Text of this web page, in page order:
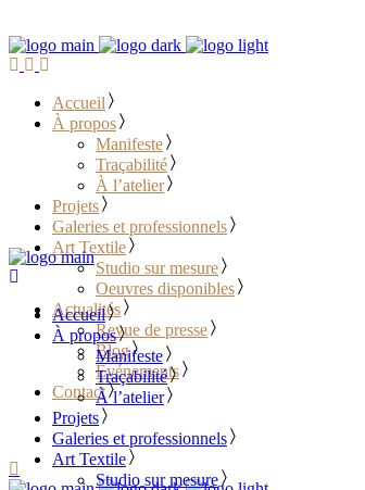
Accueil
À propos
Manifeste
Traçabilité
À l’atelier
Projets
Galeries et professionnels
Art Textile
Studio sur mesure
Oeuvres disponibles
Actualités
Revue de presse
Blog
Événements
Contact
………………………………
Accueil
À propos
Manifeste
Traçabilité
À l’atelier
Projets
Galeries et professionnels
Art Textile
Studio sur mesure